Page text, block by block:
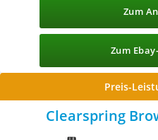
Zum
Zum
Preis-
Clearspring